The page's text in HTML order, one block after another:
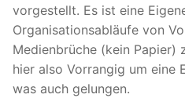
vorgestellt. Es ist eine
Organisationsabläufe von
Medienbrüche (kein Papier)
hier also Vorrangig um eine
was auch gelungen.